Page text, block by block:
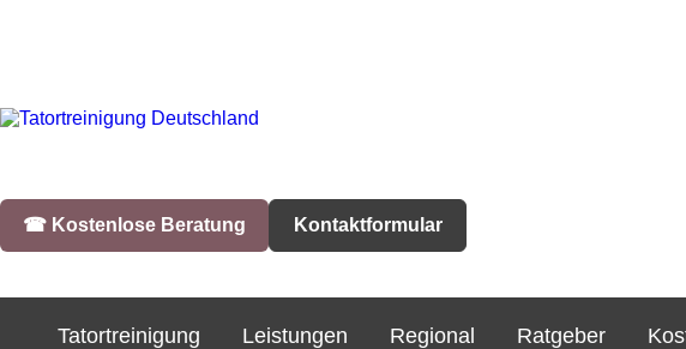
☎︎ Kostenlose Beratung Kontaktformular
Tatortreinigung Leistungen Regional Ratgeber